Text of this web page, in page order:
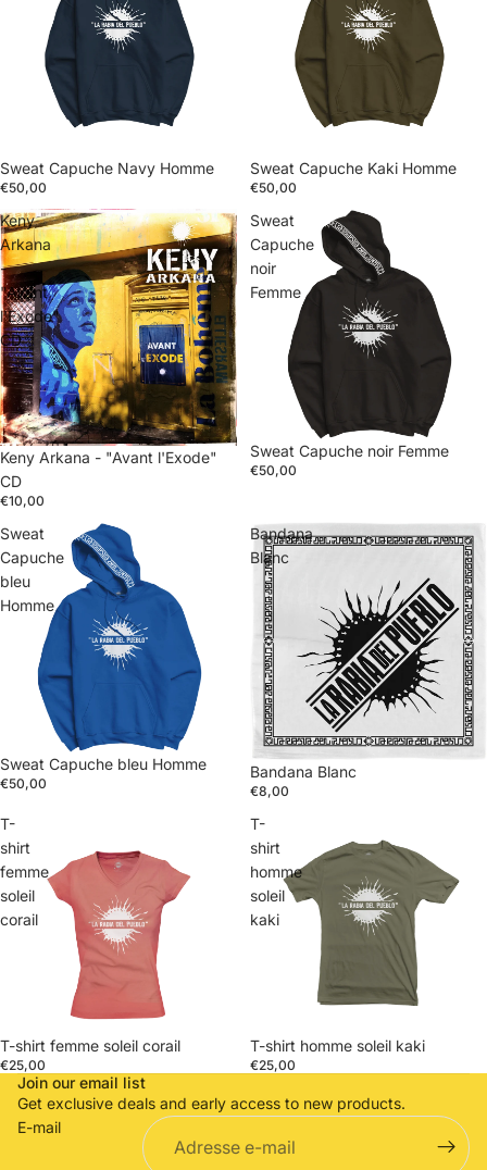
Sweat Capuche Navy Homme
€50,00
Sweat Capuche Kaki Homme
€50,00
Keny
Arkana
-
"Avant
l'Exode"
CD
Keny Arkana - "Avant l'Exode"
CD
€10,00
Sweat
Capuche
noir
Femme
Sweat Capuche noir Femme
€50,00
Sweat
Capuche
bleu
Homme
Sweat Capuche bleu Homme
€50,00
Bandana
Blanc
Bandana Blanc
€8,00
T-
shirt
femme
soleil
corail
T-shirt femme soleil corail
€25,00
T-
shirt
homme
soleil
kaki
T-shirt homme soleil kaki
€25,00
Join our email list
Get exclusive deals and early access to new products.
E-mail
Politique de confidentialité
Politique de remboursement
Politique d’expédition
Coordonnées
Conditions générales de vente